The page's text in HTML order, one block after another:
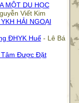
MỘT DU HỌC
Viết Kim
HẢI NGOẠI
ĐHYK Huế- Lê Bá
Tâm Được Đặt